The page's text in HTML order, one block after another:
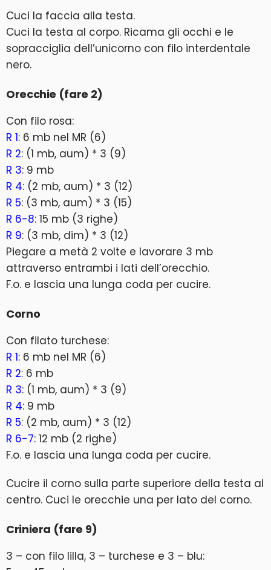
Cuci la faccia alla testa.
Cuci la testa al corpo. Ricama gli occhi e le
sopracciglia dell’unicorno con filo interdentale
nero.
Orecchie (fare 2)
Con filo rosa:
R 1: 6 mb nel MR (6)
R 2: (1 mb, aum) * 3 (9)
R 3: 9 mb
R 4: (2 mb, aum) * 3 (12)
R 5: (3 mb, aum) * 3 (15)
R 6-8: 15 mb (3 righe)
R 9: (3 mb, dim) * 3 (12)
Piegare a metà 2 volte e lavorare 3 mb
attraverso entrambi i lati dell’orecchio.
F.o. e lascia una lunga coda per cucire.
Corno
Con filato turchese:
R 1: 6 mb nel MR (6)
R 2: 6 mb
R 3: (1 mb, aum) * 3 (9)
R 4: 9 mb
R 5: (2 mb, aum) * 3 (12)
R 6-7: 12 mb (2 righe)
F.o. e lascia una lunga coda per cucire.
Cucire il corno sulla parte superiore della testa al
centro. Cuci le orecchie una per lato del corno.
Criniera (fare 9)
3 – con filo lilla, 3 – turchese e 3 – blu: